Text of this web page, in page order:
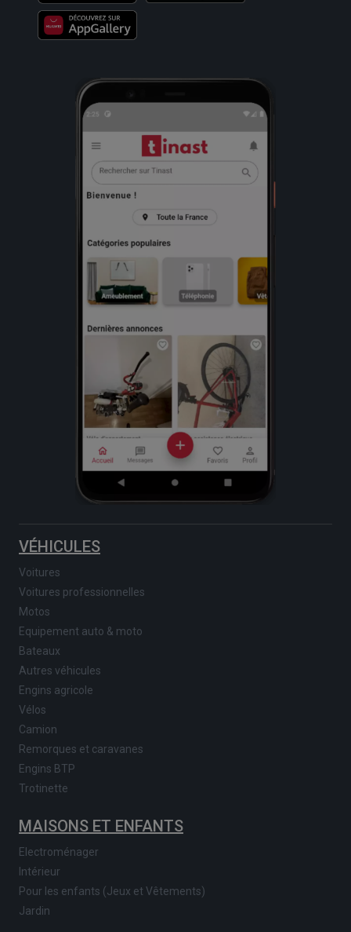
VÉHICULES
Voitures
Voitures professionnelles
Motos
Equipement auto & moto
Bateaux
Autres véhicules
Engins agricole
Vélos
Camion
Remorques et caravanes
Engins BTP
Trotinette
MAISONS ET ENFANTS
Electroménager
Intérieur
Pour les enfants (Jeux et Vêtements)
Jardin